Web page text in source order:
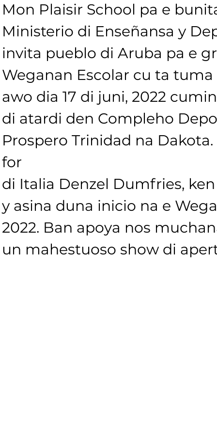
Mon Plaisir School pa e
Ministerio di Enseñansa y
invita pueblo di Aruba pa e
Weganan Escolar cu ta
awo dia 17 di juni, 2022
di atardi den Compleho
Prospero Trinidad na
for
di Italia Denzel Dumfries,
y asina duna inicio na e
2022. Ban apoya nos
un mahestuoso show di